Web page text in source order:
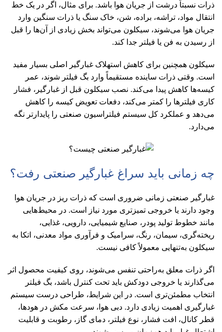
ذرات نسبتاً درشت از جریان هوا باشد. برای مثال، اگر در یک خط
انتقال مواد، تراشه، براده، شن، خاک سنگ یا ذرات سنگین وارد
جریان هوا می‌شوند، سیکلون می‌تواند بخش زیادی از آن‌ها را قبل
از رسیدن به فن یا فیلتر جدا کند.
سیکلون همچنین برای کاهش استهلاک غبارگیر اصلی بسیار مفید
است. وقتی ذرات ساینده مستقیماً وارد بگ فیلتر شوند، عمر
کیسه‌ها کاهش پیدا می‌کند. نصب سیکلون قبل از غبارگیر، فشار
کاری فیلترها را کمتر می‌کند، دفعات تعویض کیسه را کاهش
می‌دهد و عملکرد کل سیستم فیلتراسیون صنعتی را پایدارتر نگه
می‌دارد.
چه زمانی باید سراغ غبارگیر صنعتی رفت؟
غبارگیر صنعتی زمانی ضروری است که ذرات ریز در جریان هوا
وجود دارند یا خروجی تمیزتری مورد نیاز است. در محیط‌هایی
مانند خطوط تولید پودر، صنایع شیمیایی، دارویی، غذایی،
ریخته‌گری، سیمان، رنگ، سرامیک و فرآوری مواد معدنی، اتکا به
سیکلون به‌تنهایی معمولاً کافی نیست.
اگر ذرات معلق به‌راحتی تنفس می‌شوند، روی کیفیت محصول اثر
می‌گذارند یا خروجی دودکش باید تحت کنترل باشد، بگ فیلتر
انتخاب مطمئن‌تری است. در این شرایط، طراحی درست سیستم
غبارگیری اهمیت زیادی دارد. دبی هوا، سرعت مکش در هودها،
قطر کانال، افت فشار، نوع فیلتر، دمای گاز، رطوبت و قابلیت